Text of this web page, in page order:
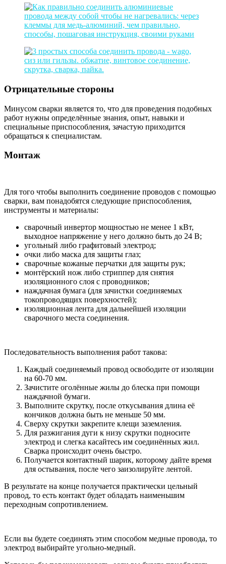
Отрицательные стороны
Минусом сварки является то, что для проведения подобных
работ нужны определённые знания, опыт, навыки и
специальные приспособления, зачастую приходится
обращаться к специалистам.
Монтаж
Для того чтобы выполнить соединение проводов с помощью
сварки, вам понадобятся следующие приспособления,
инструменты и материалы:
сварочный инвертор мощностью не менее 1 кВт,
выходное напряжение у него должно быть до 24 В;
угольный либо графитовый электрод;
очки либо маска для защиты глаз;
сварочные кожаные перчатки для защиты рук;
монтёрский нож либо стриппер для снятия
изоляционного слоя с проводников;
наждачная бумага (для зачистки соединяемых
токопроводящих поверхностей);
изоляционная лента для дальнейшей изоляции
сварочного места соединения.
Последовательность выполнения работ такова:
Каждый соединяемый провод освободите от изоляции
на 60-70 мм.
Зачистите оголённые жилы до блеска при помощи
наждачной бумаги.
Выполните скрутку, после откусывания длина её
кончиков должна быть не меньше 50 мм.
Сверху скрутки закрепите клещи заземления.
Для разжигания дуги к низу скрутки подносите
электрод и слегка касайтесь им соединённых жил.
Сварка происходит очень быстро.
Получается контактный шарик, которому дайте время
для остывания, после чего заизолируйте лентой.
В результате на конце получается практически цельный
провод, то есть контакт будет обладать наименьшим
переходным сопротивлением.
Если вы будете соединять этим способом медные провода, то
электрод выбирайте угольно-медный.